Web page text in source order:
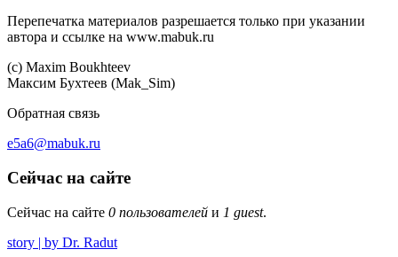
Перепечатка материалов разрешается только при указании
автора и ссылке на www.mabuk.ru
(c) Maхim Boukhteev
Максим Бухтеев (Mak_Sim)
Обратная связь
e5a6@mabuk.ru
Сейчас на сайте
Сейчас на сайте 0 пользователей и 1 guest.
story | by Dr. Radut